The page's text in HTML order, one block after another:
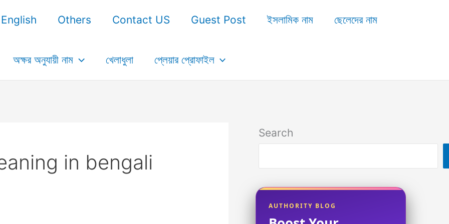
English Others Contact US Guest Post ইসলামিক নাম ছেলেদের নাম
অক্ষর অনুযায়ী নাম খেলাধুলা প্লেয়ার প্রোফাইল
in bengali
Search
AUTHORITY BLOG